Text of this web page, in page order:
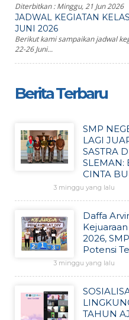
Diterbitkan :Minggu, 21 Jun 2026
JADWAL KEGIATAN
JUNI 2026
Berikut kami sampaikan jadwal
22-26 Juni...
Berita Terbaru
SMP
LAGI
SASTRA
SLEMAN:
CINTA
3 minggu yang lalu
Daffa
2026,
Potensi
3 minggu yang lalu
TAHUN